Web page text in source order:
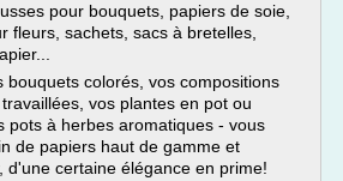
pour bouquets, papiers de soie,
fleurs, sachets, sacs à bretelles,
bouquets colorés, vos compositions
vos plantes en pot ou
pots à herbes aromatiques - vous
de papiers haut de gamme et
d'une certaine élégance en prime!